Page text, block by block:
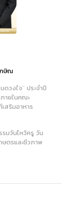
กษิณ
ดวงใจ" ประจำปี
ายในคณะ
สริมอาหาร
มวันไหว้ครู วัน
ตรและชีวภาพ